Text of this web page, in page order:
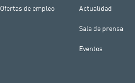
Ofertas de empleo Actualidad
Sala de prensa
Eventos